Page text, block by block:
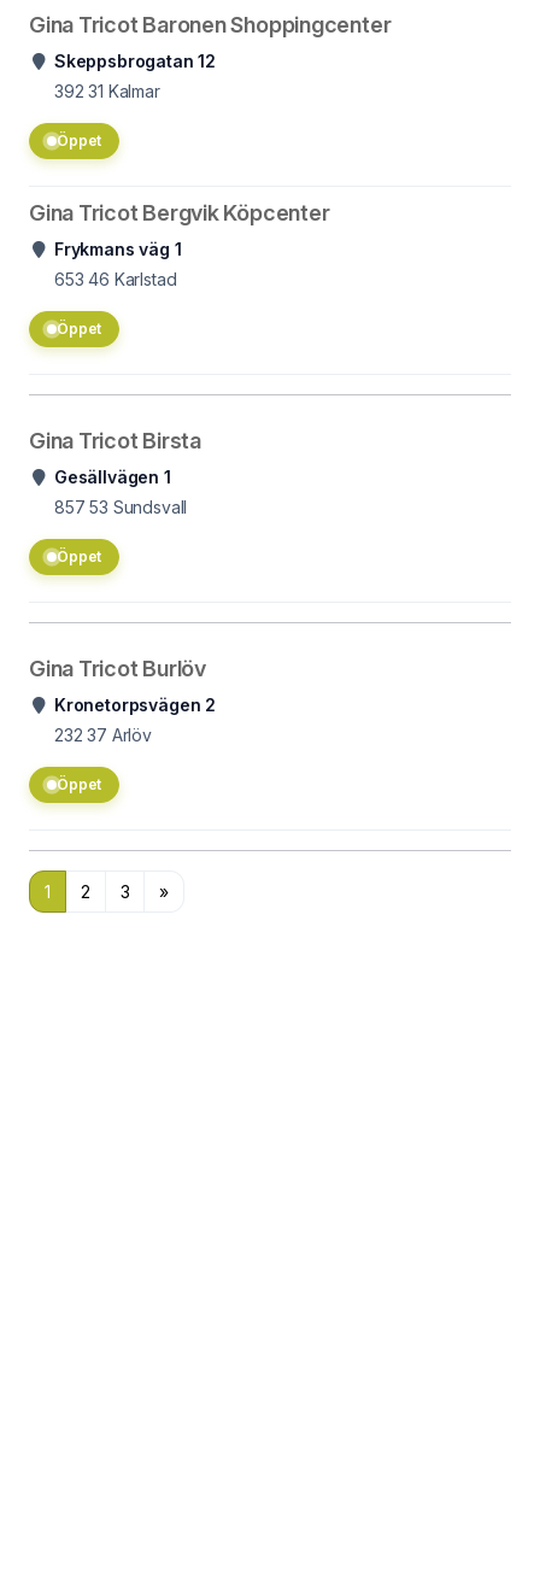
Gina Tricot Baronen Shoppingcenter
Skeppsbrogatan 12
392 31 Kalmar
Öppet
Gina Tricot Bergvik Köpcenter
Frykmans väg 1
653 46 Karlstad
Öppet
Gina Tricot Birsta
Gesällvägen 1
857 53 Sundsvall
Öppet
Gina Tricot Burlöv
Kronetorpsvägen 2
232 37 Arlöv
Öppet
1 2 3 »